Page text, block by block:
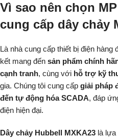
Vì sao nên chọn
cung cấp dây chảy
Là nhà cung cấp thiết bị điện hàng
kết mang đến sản phẩm chính
cạnh tranh, cùng với hỗ trợ kỹ
gia. Chúng tôi cung cấp giải pháp
đến tự động hóa SCADA, đáp
điện hiện đại.
Dây chảy Hubbell MXKA23 là lựa